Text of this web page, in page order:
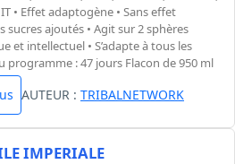
• Effet adaptogène • Sans effet
sucres ajoutés • Agit sur 2 sphères
et intellectuel • S’adapte à tous les
programme : 47 jours Flacon de 950 ml
AUTEUR : TRIBALNETWORK
IMPERIALE